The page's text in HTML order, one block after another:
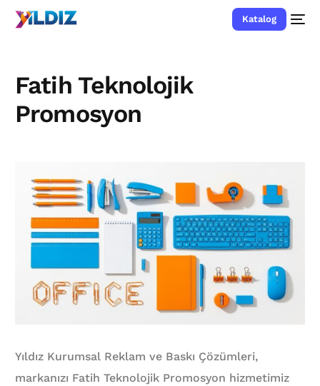
Katalog
Fatih Teknolojik
Promosyon
Yıldız Kurumsal Reklam ve Baskı Çözümleri,
markanızı Fatih Teknolojik Promosyon hizmetimiz